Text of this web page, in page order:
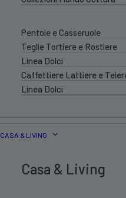
Pentole e Casseruole
Teglie Tortiere e Rostiere
Linea Dolci
Caffettiere Lattiere e
Linea Dolci
CASA & LIVING
Casa & Living